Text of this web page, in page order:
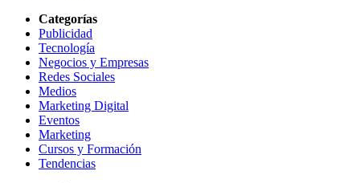
Categorías
Publicidad
Tecnología
Negocios y Empresas
Redes Sociales
Medios
Marketing Digital
Eventos
Marketing
Cursos y Formación
Tendencias